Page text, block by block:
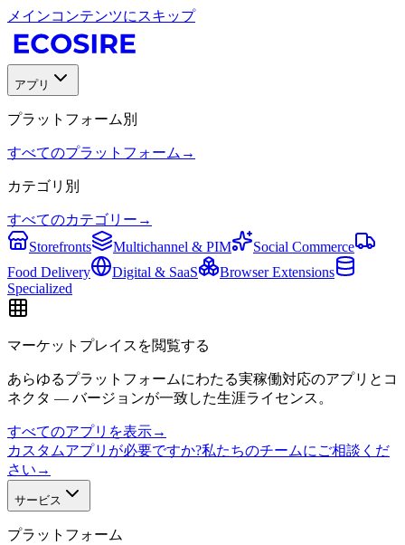
メインコンテンツにスキップ
アプリ
プラットフォーム別
すべてのプラットフォーム →
カテゴリ別
すべてのカテゴリー →
Storefronts
Multichannel & PIM
Social Commerce
Food Delivery
Digital & SaaS
Browser Extensions
Specialized
マーケットプレイスを閲覧する
あらゆるプラットフォームにわたる実稼働対応のアプリとコ
ネクタ — バージョンが一致した生涯ライセンス。
すべてのアプリを表示→
カスタムアプリが必要ですか?私たちのチームにご相談くだ
さい →
サービス
プラットフォーム